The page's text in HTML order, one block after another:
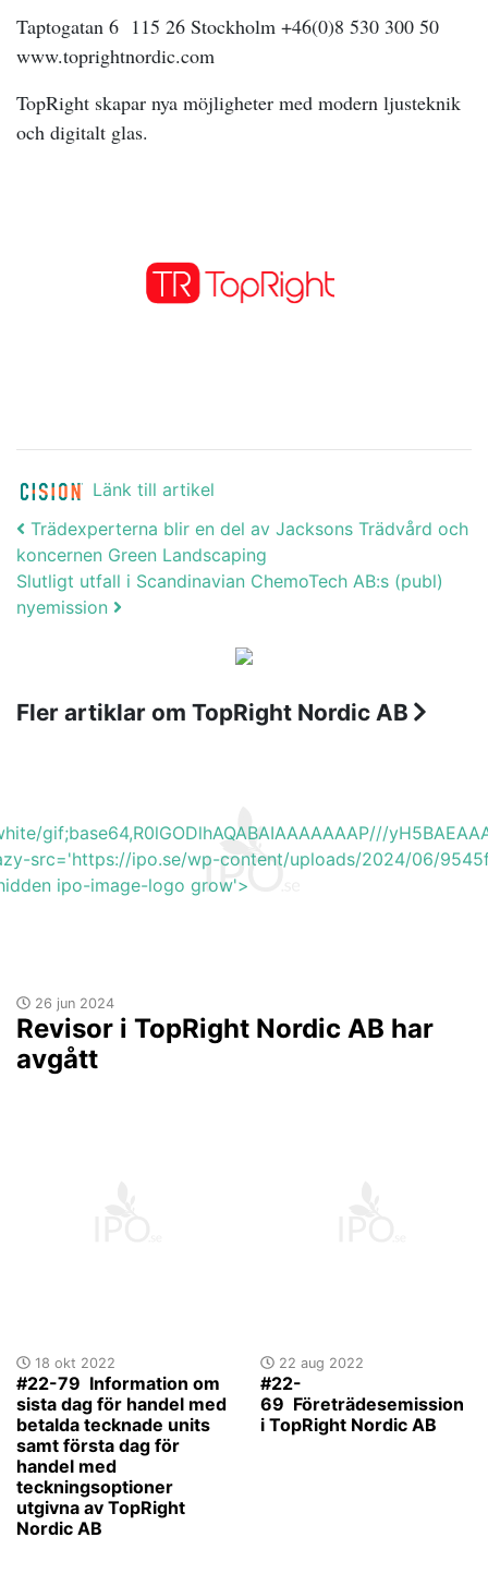
Taptogatan 6 115 26 Stockholm +46(0)8 530 300 50
www.toprightnordic.com
TopRight skapar nya möjligheter med modern ljusteknik
och digitalt glas.
Länk till artikel
Post navigation
Trädexperterna blir en del av Jacksons Trädvård och
koncernen Green Landscaping
Slutligt utfall i Scandinavian ChemoTech AB:s (publ)
nyemission
Fler artiklar om TopRight Nordic AB
gif;base64,R0lGODlhAQABAIAAAAAAAP///
src='https://ipo.se/wp-content/uploads/2024/06/
ipo-image-logo grow'>
26 jun 2024
Revisor i TopRight Nordic AB har
avgått
18 okt 2022
#22-79 Information om
sista dag för handel med
betalda tecknade units
samt första dag för
handel med
teckningsoptioner
utgivna av TopRight
Nordic AB
22 aug 2022
#22-
69 Företrädesemission
i TopRight Nordic AB